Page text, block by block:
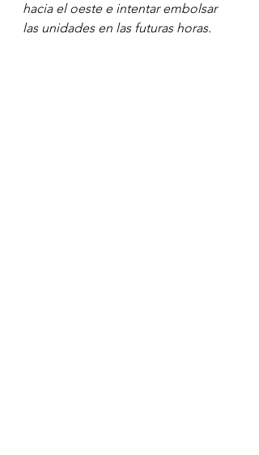
hacia el oeste e intentar embolsar
las unidades en las futuras horas.